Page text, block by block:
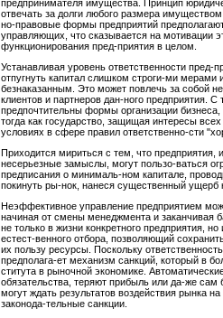
предпринимателя имущества. Принцип
отвечать за долги любого размера
но-правовые формы предприятий
управляющих, что сказывается на мотивации
функционирования пред-приятия в целом.
Устанавливая уровень ответственности
отпугнуть капитал слишком строги-ми мерами
безнаказанным. Это может повлечь за собой
клиентов и партнеров дан-ного предприятия.
предпочтительны формы организации
тогда как государство, защищая интересы
условиях в сфере правил ответственно-сти
Приходится мириться с тем, что
несерьезные замыслы, могут пользо-ваться
предписания о минималь-ном капитале,
покинуть ры-нок, нанеся существенный ущерб
Неэффективное управление предприятием
начиная от смены менеджмента и заканчивая
не только в жизни конкретного предприятия,
естест-венного отбора, позволяющий
их пользу ресурсы. Поскольку
предполага-ет механизм санкций, который в
ститута в рыночной экономике.
обязательства, теряют прибыль или да-же
могут ждать результатов воздействия рынка
законода-тельные санкции.